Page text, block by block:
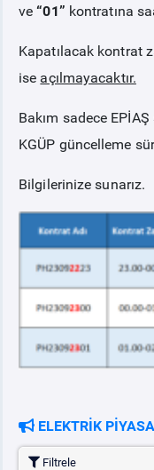
ve “01” kontratına
Kapatılacak kontrat
ise açılmayacaktır.
Bakım sadece
KGÜP güncelleme
Bilgilerinize sunarız.
ELEKTRİK
Filtrele